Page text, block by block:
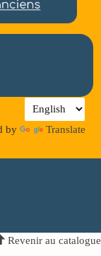
by Translate
Revenir au catalogue